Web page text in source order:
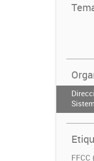
FFCC